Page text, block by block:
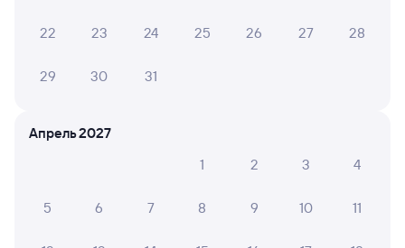
22 23 24 25 26 27 28
29 30 31
Апрель 2027
1
2 3 4
5 6 7 8 9 10 11